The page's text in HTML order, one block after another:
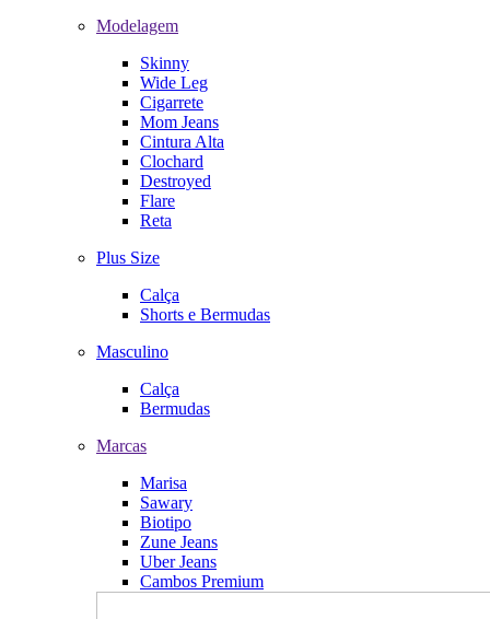
Modelagem
Skinny
Wide Leg
Cigarrete
Mom Jeans
Cintura Alta
Clochard
Destroyed
Flare
Reta
Plus Size
Calça
Shorts e Bermudas
Masculino
Calça
Bermudas
Marcas
Marisa
Sawary
Biotipo
Zune Jeans
Uber Jeans
Cambos Premium